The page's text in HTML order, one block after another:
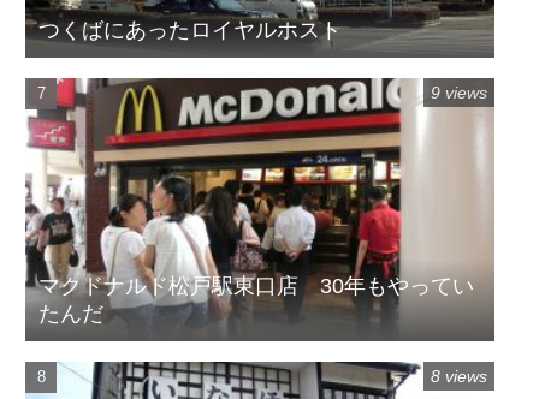
つくばにあったロイヤルホスト
マクドナルド松戸駅東口店 30年もやってい
たんだ
9 views
8 views